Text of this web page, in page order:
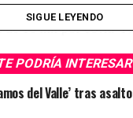
de La Libertad
de 10 mil por covid-
CORONAVIRUS
LA
SALUD
SIGUE LEYENDO
PODRÍA INTERESAR
del Valle’ tras asalto